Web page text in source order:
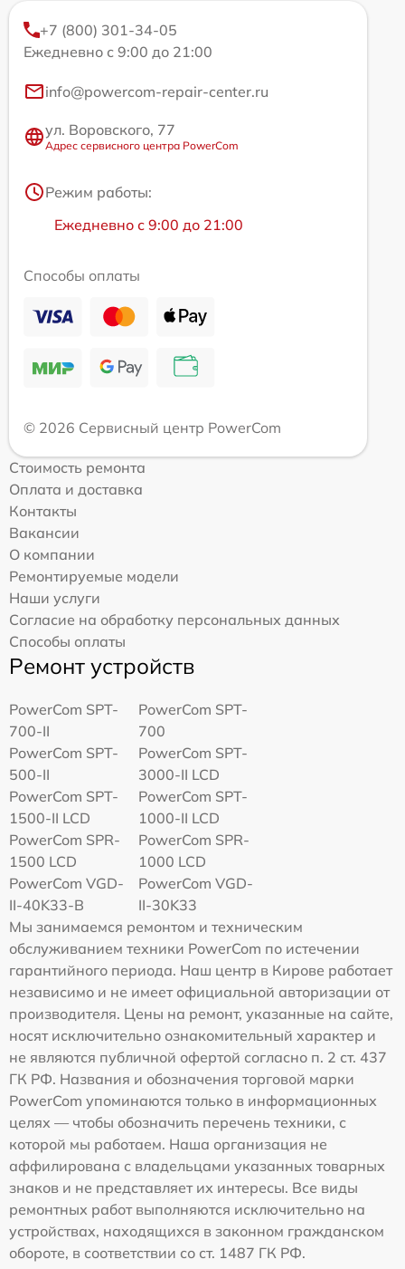
+7 (800) 301-34-05
Ежедневно с 9:00 до 21:00
info@powercom-repair-center.ru
ул. Воровского, 77
Адрес сервисного центра PowerCom
Режим работы:
Ежедневно с 9:00 до 21:00
Способы оплаты
© 2026 Сервисный центр PowerCom
Стоимость ремонта
Оплата и доставка
Контакты
Вакансии
О компании
Ремонтируемые модели
Наши услуги
Согласие на обработку персональных данных
Способы оплаты
Ремонт устройств
PowerCom SPT-
700-II
PowerCom SPT-
700
PowerCom SPT-
500-II
PowerCom SPT-
3000-II LCD
PowerCom SPT-
1500-II LCD
PowerCom SPT-
1000-II LCD
PowerCom SPR-
1500 LCD
PowerCom SPR-
1000 LCD
PowerCom VGD-
II-40K33-B
PowerCom VGD-
II-30K33
Мы занимаемся ремонтом и техническим
обслуживанием техники PowerCom по истечении
гарантийного периода. Наш центр в Кирове работает
независимо и не имеет официальной авторизации от
производителя. Цены на ремонт, указанные на сайте,
носят исключительно ознакомительный характер и
не являются публичной офертой согласно п. 2 ст. 437
ГК РФ. Названия и обозначения торговой марки
PowerCom упоминаются только в информационных
целях — чтобы обозначить перечень техники, с
которой мы работаем. Наша организация не
аффилирована с владельцами указанных товарных
знаков и не представляет их интересы. Все виды
ремонтных работ выполняются исключительно на
устройствах, находящихся в законном гражданском
обороте, в соответствии со ст. 1487 ГК РФ.